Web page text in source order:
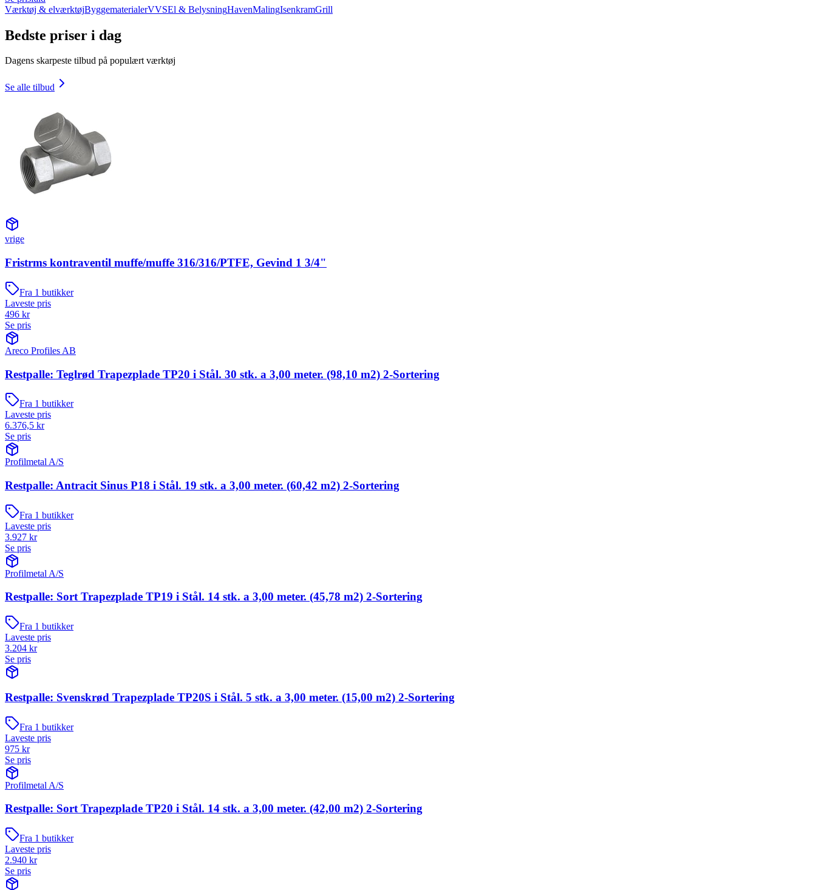
Værktøj & elværktøjByggematerialerVVSEl & BelysningHavenMalingIsenkramGrill
Bedste priser i dag
Dagens skarpeste tilbud på populært værktøj
Se alle tilbud
vrige
Fristrms kontraventil muffe/muffe 316/316/PTFE, Gevind 1 3/4"
Fra 1 butikker
Laveste pris
496 kr
Se pris
Areco Profiles AB
Restpalle: Teglrød Trapezplade TP20 i Stål. 30 stk. a 3,00 meter. (98,10 m2) 2-Sortering
Fra 1 butikker
Laveste pris
6.376,5 kr
Se pris
Profilmetal A/S
Restpalle: Antracit Sinus P18 i Stål. 19 stk. a 3,00 meter. (60,42 m2) 2-Sortering
Fra 1 butikker
Laveste pris
3.927 kr
Se pris
Profilmetal A/S
Restpalle: Sort Trapezplade TP19 i Stål. 14 stk. a 3,00 meter. (45,78 m2) 2-Sortering
Fra 1 butikker
Laveste pris
3.204 kr
Se pris
Restpalle: Svenskrød Trapezplade TP20S i Stål. 5 stk. a 3,00 meter. (15,00 m2) 2-Sortering
Fra 1 butikker
Laveste pris
975 kr
Se pris
Profilmetal A/S
Restpalle: Sort Trapezplade TP20 i Stål. 14 stk. a 3,00 meter. (42,00 m2) 2-Sortering
Fra 1 butikker
Laveste pris
2.940 kr
Se pris